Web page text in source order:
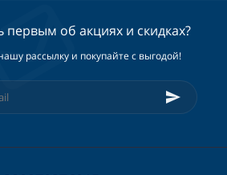
первым об акциях и скидках?
рассылку и покупайте с выгодой!